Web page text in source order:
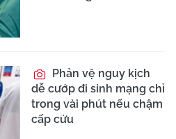
Phản vệ nguy kịch
dễ cướp đi sinh mạng chỉ
trong vài phút nếu chậm
cấp cứu